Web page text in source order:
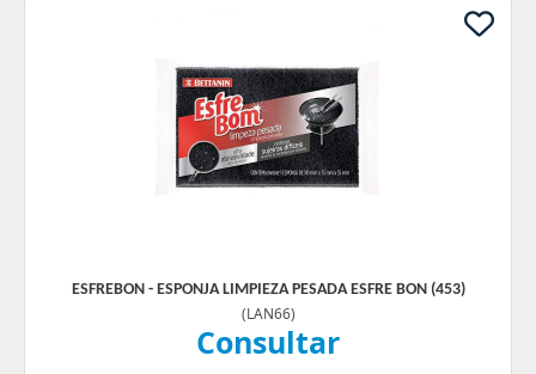
ESFREBON - ESPONJA LIMPIEZA PESADA ESFRE BON (453)
(LAN66)
Consultar